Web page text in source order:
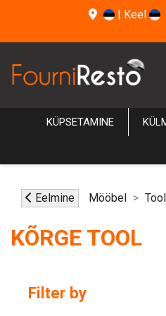
| Keel
KÜPSETAMINE
Eelmine Mööbel
KÕRGE TOOL
Filter by